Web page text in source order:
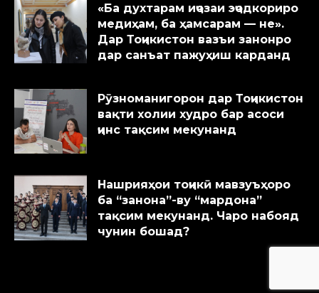
«Ба духтарам иҷозаи эҷодкориро
медиҳам, ба ҳамсарам — не».
Дар Тоҷикистон вазъи занонро
дар санъат пажуҳиш карданд
Рӯзноманигорон дар Тоҷикистон
вақти холии худро бар асоси
ҷинс тақсим мекунанд
Нашрияҳои тоҷикӣ мавзуъҳоро
ба “занона”-ву “мардона”
тақсим мекунанд. Чаро набояд
чунин бошад?